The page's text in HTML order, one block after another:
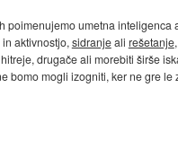
poimenujemo umetna
aktivnostjo, sidranjeali rešetanje
drugače ali morebiti širše
bomo mogli izogniti, ker ne gre